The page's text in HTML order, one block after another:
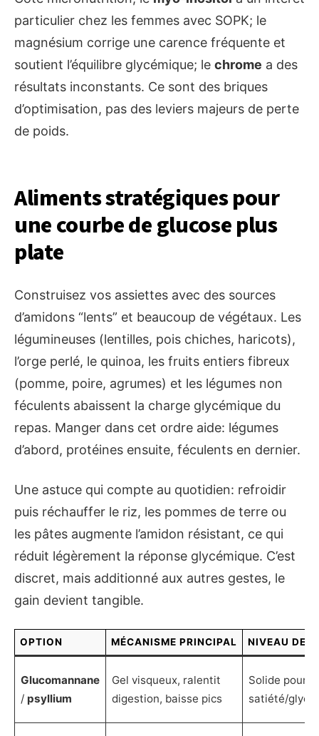
particulier chez les femmes avec SOPK; le
magnésium corrige une carence fréquente et
soutient l’équilibre glycémique; le chrome a des
résultats inconstants. Ce sont des briques
d’optimisation, pas des leviers majeurs de perte
de poids.
Aliments stratégiques pour
une courbe de glucose plus
plate
Construisez vos assiettes avec des sources
d’amidons “lents” et beaucoup de végétaux. Les
légumineuses (lentilles, pois chiches, haricots),
l’orge perlé, le quinoa, les fruits entiers fibreux
(pomme, poire, agrumes) et les légumes non
féculents abaissent la charge glycémique du
repas. Manger dans cet ordre aide: légumes
d’abord, protéines ensuite, féculents en dernier.
Une astuce qui compte au quotidien: refroidir
puis réchauffer le riz, les pommes de terre ou
les pâtes augmente l’amidon résistant, ce qui
réduit légèrement la réponse glycémique. C’est
discret, mais additionné aux autres gestes, le
gain devient tangible.
OPTION MÉCANISME PRINCIPAL NIVEAU DE
Glucomannane
/ psyllium
Gel visqueux, ralentit
digestion, baisse pics
Solide pour
satiété/